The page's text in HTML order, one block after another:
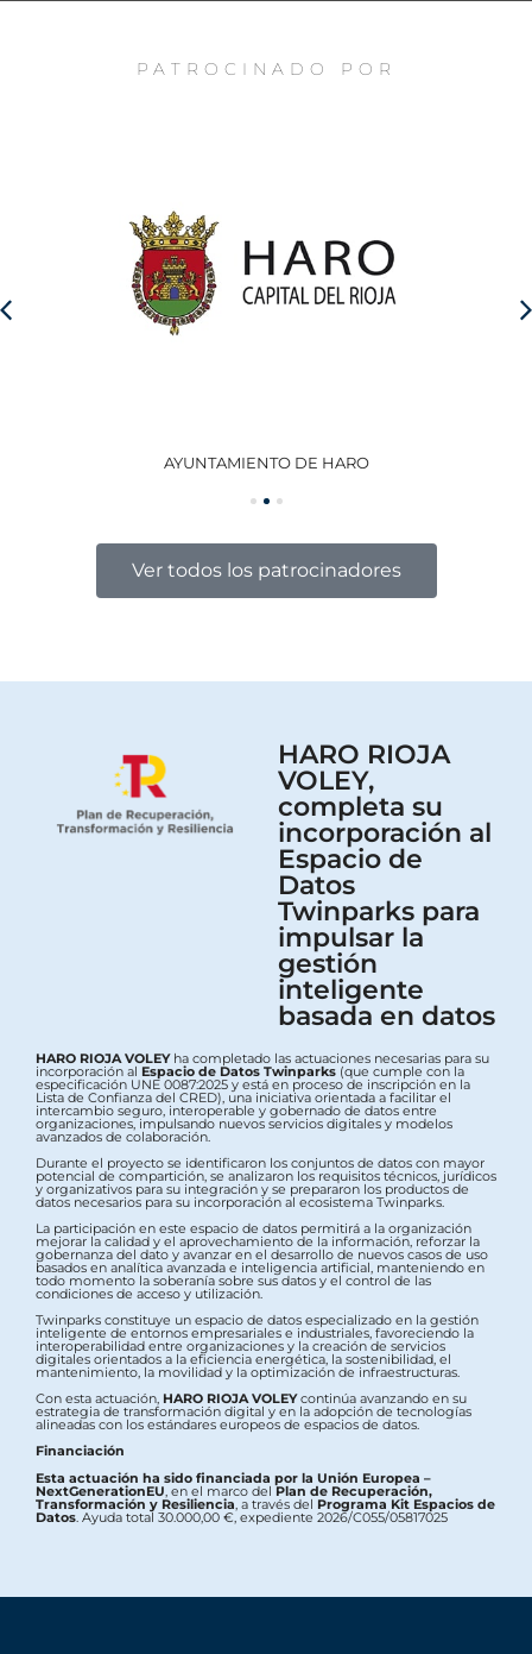
PATROCINADO POR
AYUNTAMIENTO DE HARO
Ver todos los patrocinadores
HARO RIOJA
VOLEY,
completa su
incorporación al
Espacio de
Datos
Twinparks para
impulsar la
gestión
inteligente
basada en datos
HARO RIOJA VOLEYha completado las actuaciones necesarias para su
incorporación al Espacio de Datos Twinparks (que cumple con la
especificación UNE 0087:2025 y está en proceso de inscripción en la
Lista de Confianza del CRED), una iniciativa orientada a facilitar el
intercambio seguro, interoperable y gobernado de datos entre
organizaciones, impulsando nuevos servicios digitales y modelos
avanzados de colaboración.
Durante el proyecto se identificaron los conjuntos de datos con mayor
potencial de compartición, se analizaron los requisitos técnicos, jurídicos
y organizativos para su integración y se prepararon los productos de
datos necesarios para su incorporación al ecosistema Twinparks.
La participación en este espacio de datos permitirá a la organización
mejorar la calidad y el aprovechamiento de la información, reforzar la
gobernanza del dato y avanzar en el desarrollo de nuevos casos de uso
basados en analítica avanzada e inteligencia artificial, manteniendo en
todo momento la soberanía sobre sus datos y el control de las
condiciones de acceso y utilización.
Twinparks constituye un espacio de datos especializado en la gestión
inteligente de entornos empresariales e industriales, favoreciendo la
interoperabilidad entre organizaciones y la creación de servicios
digitales orientados a la eficiencia energética, la sostenibilidad, el
mantenimiento, la movilidad y la optimización de infraestructuras.
Con esta actuación, HARO RIOJA VOLEYcontinúa avanzando en su
estrategia de transformación digital y en la adopción de tecnologías
alineadas con los estándares europeos de espacios de datos.
Financiación
Esta actuación ha sido financiada por la Unión Europea –
NextGenerationEU , en el marco delPlan de Recuperación,
Transformación y Resiliencia , a través del Programa Kit Espacios de
Datos . Ayuda total 30.000,00 €, expediente 2026/C055/05817025